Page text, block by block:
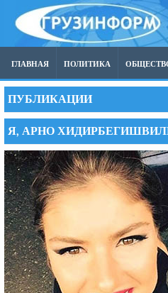
ГЛАВНАЯ ПОЛИТИКА
ПУБЛИКАЦИИ
Я, АРНО